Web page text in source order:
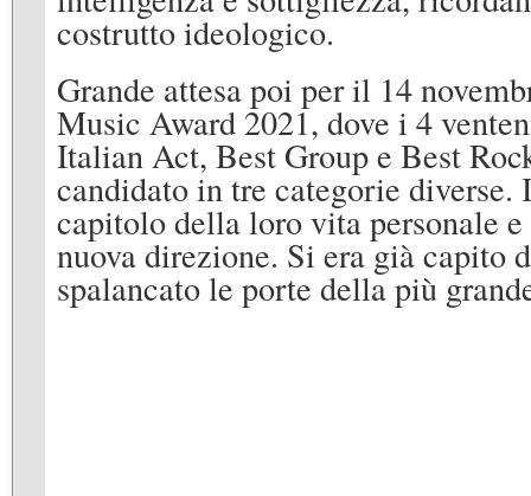
costrutto ideologico.
Grande attesa poi per il 14
Music Award 2021, dove i 4
Italian Act, Best Group e Best
candidato in tre categorie
capitolo della loro vita personale
nuova direzione. Si era già capito
spalancato le porte della più